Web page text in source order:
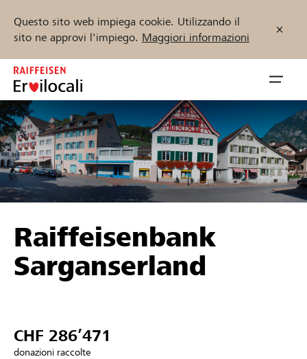
Questo sito web impiega cookie. Utilizzando il
sito ne approvi l'impiego. Maggiori informazioni
Zum
Inhalt
springen
öffnen
Sostenere
Aiuto & supporto
Trova progetti e organizzazioni
Inizia ora
Raiffeisenbank
Sarganserland
CHF 286’471
donazioni raccolte